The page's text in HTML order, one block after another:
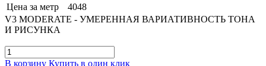
Цена за метр
4048
V3 MODERATE - УМЕРЕННАЯ ВАРИАТИВНОСТЬ ТОНА
И РИСУНКА
В корзину Купить в один клик